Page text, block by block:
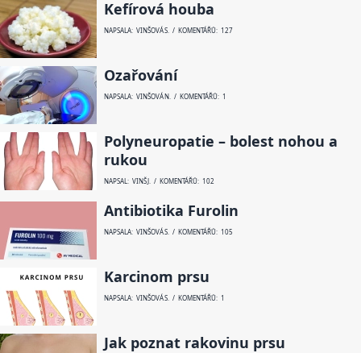
Kefírová houba
NAPSALA: VINŠOVÁ S. / KOMENTÁŘŮ: 127
Ozařování
NAPSALA: VINŠOVÁ N. / KOMENTÁŘŮ: 1
Polyneuropatie – bolest nohou a
rukou
NAPSAL: VINŠ J. / KOMENTÁŘŮ: 102
Antibiotika Furolin
NAPSALA: VINŠOVÁ S. / KOMENTÁŘŮ: 105
Karcinom prsu
NAPSALA: VINŠOVÁ S. / KOMENTÁŘŮ: 1
Jak poznat rakovinu prsu